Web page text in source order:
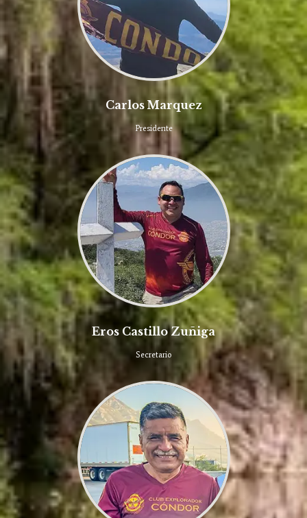
Carlos Marquez
Presidente
Eros Castillo Zuñiga
Secretario